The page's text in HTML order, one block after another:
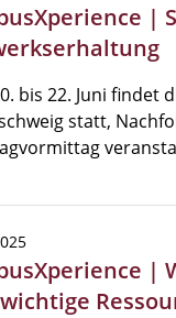
|
bis 22. Juni findet
statt,
|